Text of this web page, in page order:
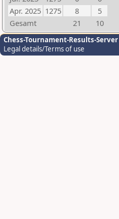
Apr. 2025 1275 8
5
Gesamt
21 10
Chess-Tournament-Results-Server
Legal details/Terms of use